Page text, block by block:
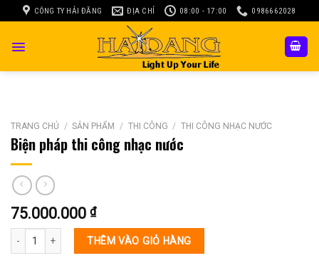
to
CÔNG TY HẢI ĐĂNG ĐỊA CHỈ 08:00 - 17:00 0986662028
TRANG CHỦ / SẢN PHẨM / THI CÔNG / THI CÔNG NHẠC NƯỚC
Biện pháp thi công nhạc nước
75.000.000 ₫
Biện pháp thi công nhạc nước số lượng
THÊM VÀO GIỎ HÀNG